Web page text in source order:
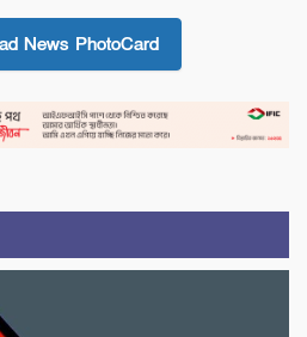
News PhotoCard